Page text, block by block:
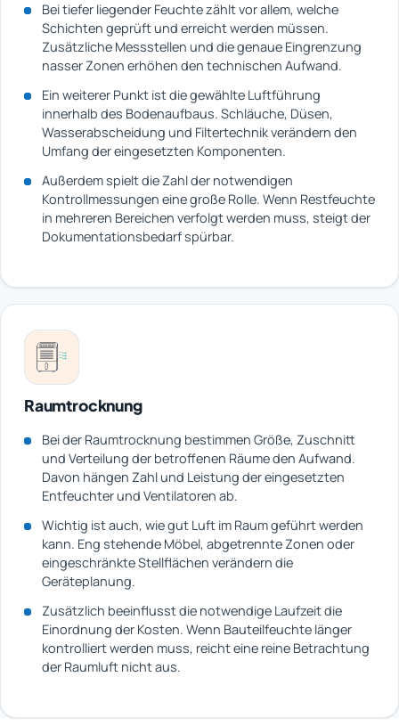
Bei tiefer liegender Feuchte zählt vor allem, welche
Schichten geprüft und erreicht werden müssen.
Zusätzliche Messstellen und die genaue Eingrenzung
nasser Zonen erhöhen den technischen Aufwand.
Ein weiterer Punkt ist die gewählte Luftführung
innerhalb des Bodenaufbaus. Schläuche, Düsen,
Wasserabscheidung und Filtertechnik verändern den
Umfang der eingesetzten Komponenten.
Außerdem spielt die Zahl der notwendigen
Kontrollmessungen eine große Rolle. Wenn Restfeuchte
in mehreren Bereichen verfolgt werden muss, steigt der
Dokumentationsbedarf spürbar.
Raumtrocknung
Bei der Raumtrocknung bestimmen Größe, Zuschnitt
und Verteilung der betroffenen Räume den Aufwand.
Davon hängen Zahl und Leistung der eingesetzten
Entfeuchter und Ventilatoren ab.
Wichtig ist auch, wie gut Luft im Raum geführt werden
kann. Eng stehende Möbel, abgetrennte Zonen oder
eingeschränkte Stellflächen verändern die
Geräteplanung.
Zusätzlich beeinflusst die notwendige Laufzeit die
Einordnung der Kosten. Wenn Bauteilfeuchte länger
kontrolliert werden muss, reicht eine reine Betrachtung
der Raumluft nicht aus.